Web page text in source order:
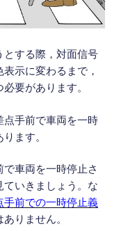
とする際，対面信号
示に変わるまで，
要があります。
点手前で車両を一時
ます。
車両を一時停止さ
いきましょう。な
手前での一時停止義
りません。